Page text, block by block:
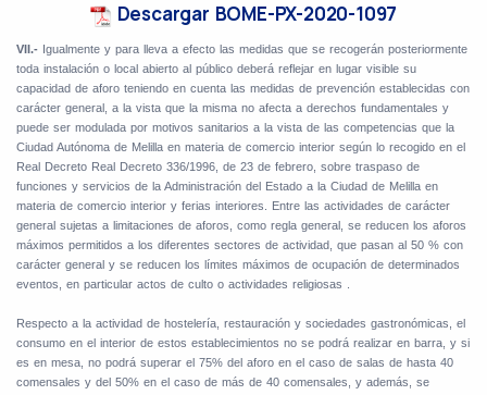
Descargar BOME-PX-2020-1097
VII.- Igualmente y para lleva a efecto las medidas que se recogerán posteriormente
toda instalación o local abierto al público deberá reflejar en lugar visible su
capacidad de aforo teniendo en cuenta las medidas de prevención establecidas con
carácter general, a la vista que la misma no afecta a derechos fundamentales y
puede ser modulada por motivos sanitarios a la vista de las competencias que la
Ciudad Autónoma de Melilla en materia de comercio interior según lo recogido en el
Real Decreto Real Decreto 336/1996, de 23 de febrero, sobre traspaso de
funciones y servicios de la Administración del Estado a la Ciudad de Melilla en
materia de comercio interior y ferias interiores. Entre las actividades de carácter
general sujetas a limitaciones de aforos, como regla general, se reducen los aforos
máximos permitidos a los diferentes sectores de actividad, que pasan al 50 % con
carácter general y se reducen los límites máximos de ocupación de determinados
eventos, en particular actos de culto o actividades religiosas .
Respecto a la actividad de hostelería, restauración y sociedades gastronómicas, el
consumo en el interior de estos establecimientos no se podrá realizar en barra, y si
es en mesa, no podrá superar el 75% del aforo en el caso de salas de hasta 40
comensales y del 50% en el caso de más de 40 comensales, y además, se